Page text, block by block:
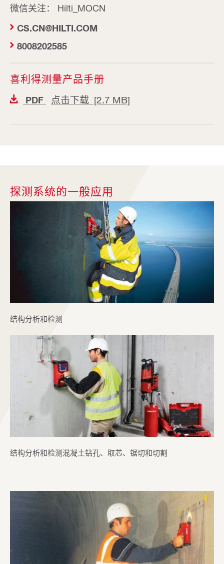
微信关注： Hilti_MOCN
CS.CN@HILTI.COM
8008202585
喜利得测量产品手册
PDF 点击下载 [2.7 MB]
探测系统的一般应用
结构分析和检测
结构分析和检测混凝土钻孔、取芯、锯切和切割